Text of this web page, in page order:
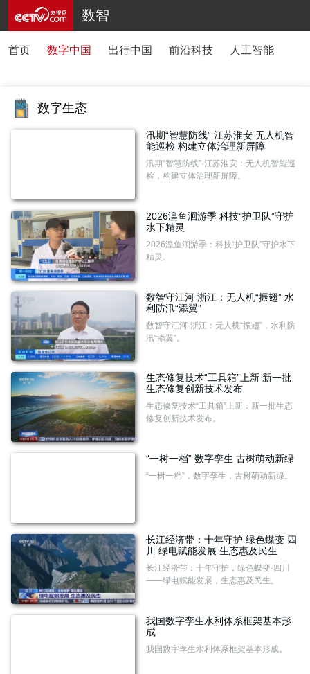
数智
首页 数字中国 出行中国 前沿科技 人工智能
数字生态
汛期“智慧防线” 江苏淮安 无人机智
能巡检 构建立体治理新屏障
汛期“智慧防线”·江苏淮安：无人机智能巡
检，构建立体治理新屏障。
2026湟鱼洄游季 科技“护卫队”守护
水下精灵
2026湟鱼洄游季：科技“护卫队”守护水下
精灵。
数智守江河 浙江：无人机“振翅” 水
利防汛“添翼”
数智守江河·浙江：无人机“振翅”，水利防
汛“添翼”。
生态修复技术“工具箱”上新 新一批
生态修复创新技术发布
生态修复技术“工具箱”上新：新一批生态
修复创新技术发布。
“一树一档” 数字孪生 古树萌动新绿
“一树一档”，数字孪生，古树萌动新绿。
长江经济带：十年守护 绿色蝶变 四
川 绿电赋能发展 生态惠及民生
长江经济带：十年守护，绿色蝶变·四川
——绿电赋能发展，生态惠及民生。
我国数字孪生水利体系框架基本形
成
我国数字孪生水利体系框架基本形成。